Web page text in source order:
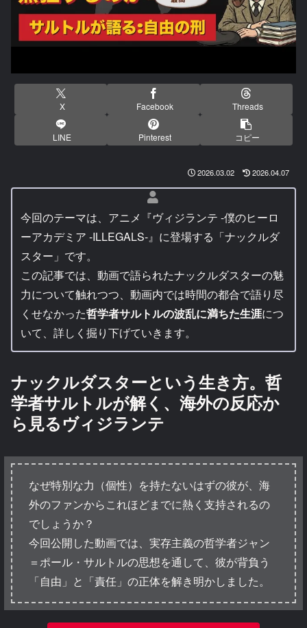
X Facebook Threads
LINE Pinterest コピー
2026.03.02 2026.04.07
今回のテーマは、アニメ『ヴィジランテ -僕のヒーロ
ーアカデミア -ILLEGALS-』に登場する「ナックルダ
スター」です。
この記事では、動画で語られたナックルダスターの魅
力について触れつつ、動画内では時間の都合で語り尽
くせなかった哲学者サルトルの波乱に満ちた生涯につ
いて、詳しく掘り下げていきます。
ナックルダスターという生き方。哲
学者サルトルが解く、海外の反応か
ら見るヴィジランテ
なぜ特別な力（個性）を持たないはずの彼が、海
外のファンからこれほどまでに熱く支持されるの
でしょうか？
今回公開した動画では、実存主義の哲学者ジャン
＝ポール・サルトルの思想を通して、彼が背負う
「自由」と「責任」の正体を解き明かしました。